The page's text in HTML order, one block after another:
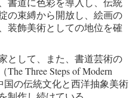
の束縛から開放し、絵画の
装飾美術としての地位を確
として、また、書道芸術の
Three Steps of Modern
国の伝統文化と西洋抽象美術